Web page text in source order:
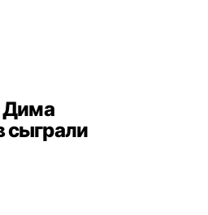
Дима
сыграли